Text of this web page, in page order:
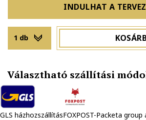
INDULHAT A
1 db
Választható szállítási
GLS házhozszállításFOXPOST-Packeta